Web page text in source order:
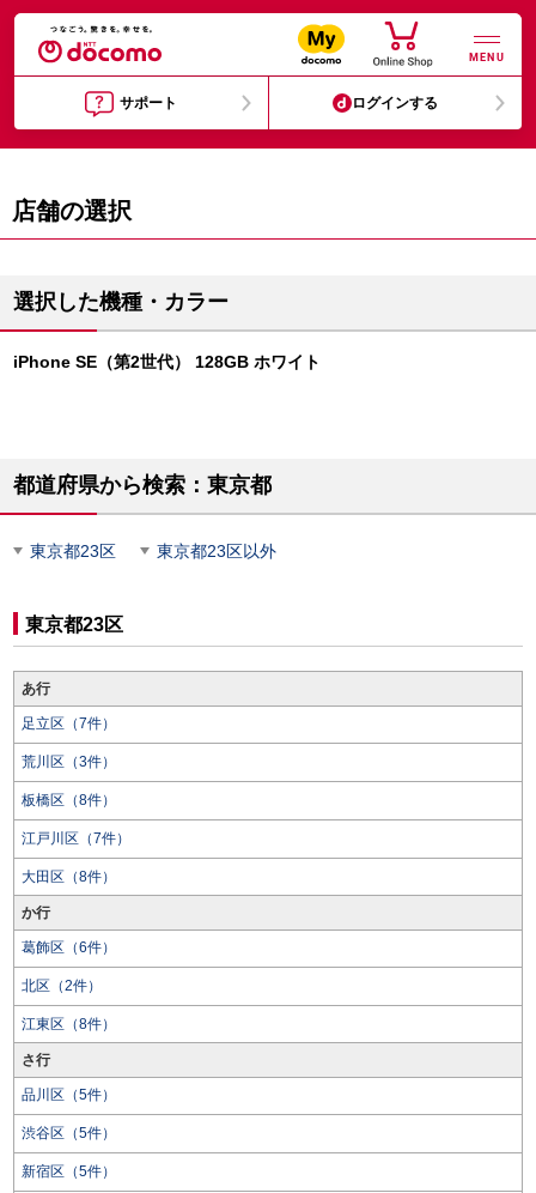
MENU
サポート ログインする
店舗の選択
選択した機種・カラー
iPhone SE（第2世代） 128GB ホワイト
都道府県から検索：東京都
東京都23区 東京都23区以外
東京都23区
あ行
足立区（7件）
荒川区（3件）
板橋区（8件）
江戸川区（7件）
大田区（8件）
か行
葛飾区（6件）
北区（2件）
江東区（8件）
さ行
品川区（5件）
渋谷区（5件）
新宿区（5件）